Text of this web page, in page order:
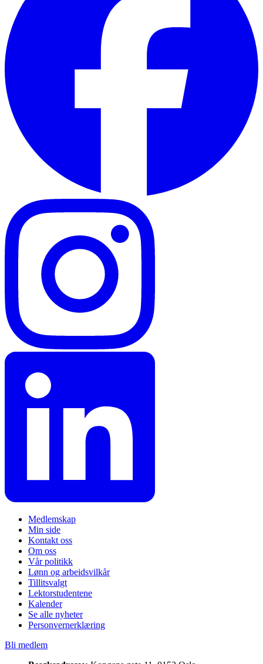
Medlemskap
Min side
Kontakt oss
Om oss
Vår politikk
Lønn og arbeidsvilkår
Tillitsvalgt
Lektorstudentene
Kalender
Se alle nyheter
Personvernerklæring
Bli medlem